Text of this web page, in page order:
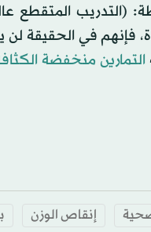
(التدريب المتقطع
في الحقيقة لن
التمارين منخفضة
إنقاص الوزن